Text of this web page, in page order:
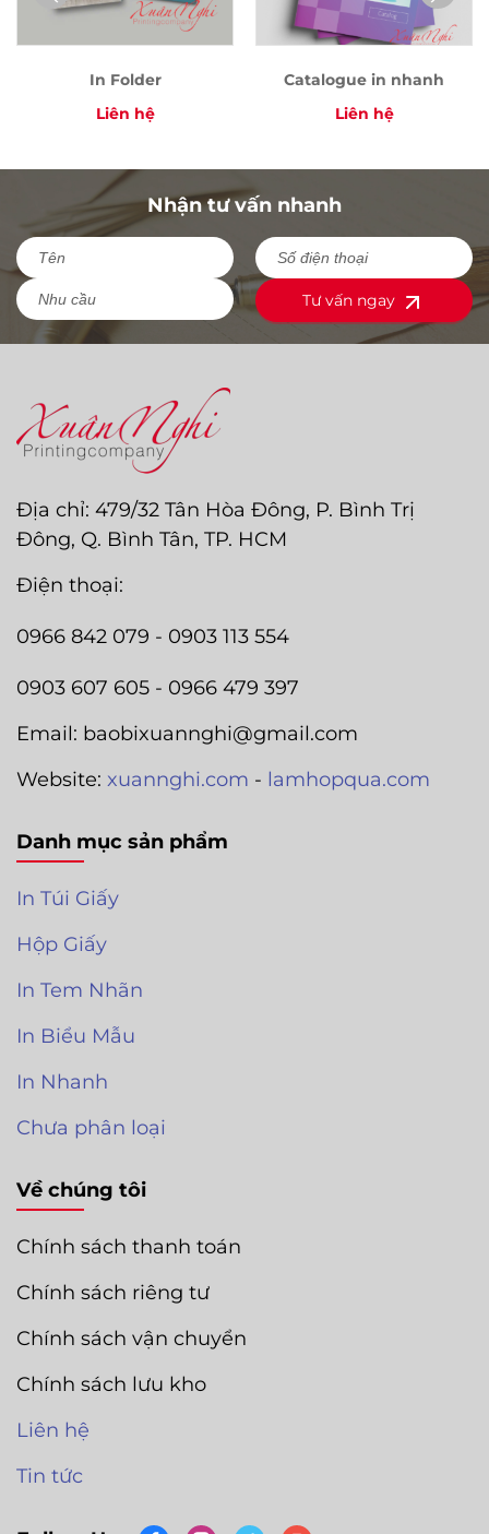
In Folder
Liên hệ
Catalogue in nhanh
Liên hệ
Nhận tư vấn nhanh
Tư vấn ngay
Địa chỉ: 479/32 Tân Hòa Đông, P. Bình Trị
Đông, Q. Bình Tân, TP. HCM
Điện thoại:
0966 842 079 - 0903 113 554
0903 607 605 - 0966 479 397
Email: baobixuannghi@gmail.com
Website: xuannghi.com - lamhopqua.com
Danh mục sản phẩm
In Túi Giấy
Hộp Giấy
In Tem Nhãn
In Biểu Mẫu
In Nhanh
Chưa phân loại
Về chúng tôi
Chính sách thanh toán
Chính sách riêng tư
Chính sách vận chuyển
Chính sách lưu kho
Liên hệ
Tin tức